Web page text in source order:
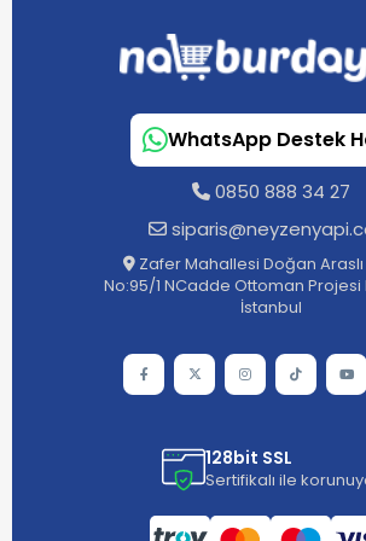
WhatsApp Destek
0850 888 34 27
Zafer Mahallesi Doğan Araslı
No:95/1 NCadde Ottoman Projesi
İstanbul
128bit SSL
Sertifikalı ile